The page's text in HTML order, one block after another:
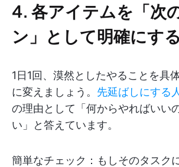
4. 各アイテムを「次
ン」として明確にする
1日1回、漠然としたやることを具
に変えましょう。 先延ばしにする
の理由として「何からやればいい
い」と答えています。
簡単なチェック：もしそのタスク